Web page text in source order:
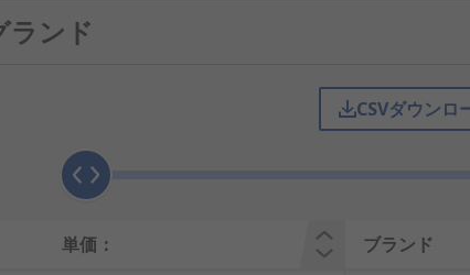
水や粉塵の侵入を防ぎます。柔軟なシール材や金属製の
水ケーブルグランドは、屋外のソーラー発電設備や風力
ランド
CSVダウンロ
単価： ブランド